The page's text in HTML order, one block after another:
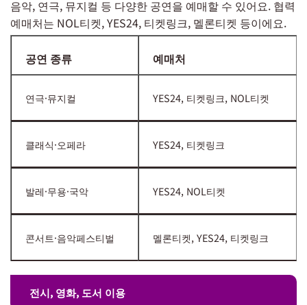
음악, 연극, 뮤지컬 등 다양한 공연을 예매할 수 있어요. 협력
예매처는 NOL티켓, YES24, 티켓링크, 멜론티켓 등이에요.
공연 종류 예매처
연극·뮤지컬 YES24, 티켓링크, NOL티켓
클래식·오페라 YES24, 티켓링크
발레·무용·국악 YES24, NOL티켓
콘서트·음악페스티벌 멜론티켓, YES24, 티켓링크
전시, 영화, 도서 이용